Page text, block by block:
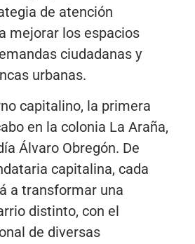
de atención
mejorar los espacios
ciudadanas y
urbanas.
capitalino, la primera
en la colonia La Araña,
Álvaro Obregón. De
capitalina, cada
a transformar una
distinto, con el
de diversas